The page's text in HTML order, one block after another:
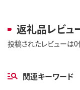
返礼品レビュ
投稿されたレビューは0
関連キーワード